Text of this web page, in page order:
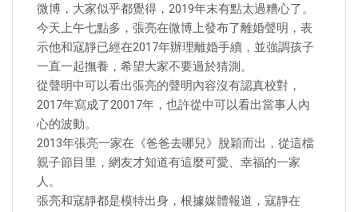
微博，大家似乎都覺得，2019年末有點太過糟心了。
今天上午七點多，張亮在微博上發布了離婚聲明，表
示他和寇靜已經在2017年辦理離婚手續，並強調孩子
一直一起撫養，希望大家不要過於猜測。
從聲明中可以看出張亮的聲明內容沒有認真校對，
2017年寫成了20017年，也許從中可以看出當事人內
心的波動。
2013年張亮一家在《爸爸去哪兒》脫穎而出，從這檔
親子節目里，網友才知道有這麼可愛、幸福的一家
人。
張亮和寇靜都是模特出身，根據媒體報道，寇靜在